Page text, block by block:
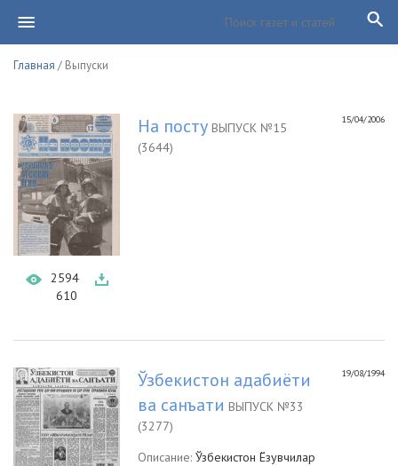
Главная / Выпуски
2594
610
15/04/2006
На посту ВЫПУСК №15
(3644)
19/08/1994
Ўзбекистон адабиёти
ва санъати ВЫПУСК №33
(3277)
Описание: Ўзбекистон Ёзувчилар